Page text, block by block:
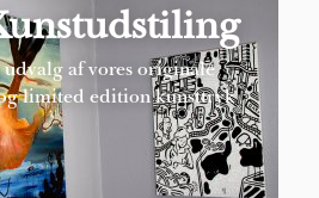
udvalg af vores originale
limited edition kunsttryk